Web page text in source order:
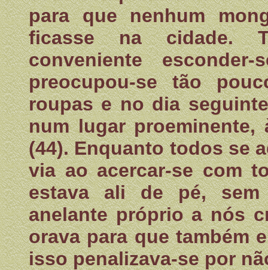
para que nenhum
ficasse na cidade.
conveniente
preocupou-se tão
roupas e no dia
num lugar
(44). Enquanto todos se
via ao acercar-se com
estava ali de pé, sem
anelante próprio a nós
orava para que também
isso penalizava-se por